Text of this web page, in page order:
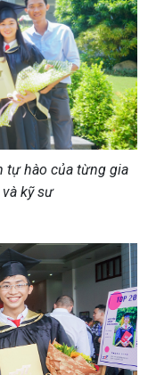
tự hào của từng gia
kỹ sư